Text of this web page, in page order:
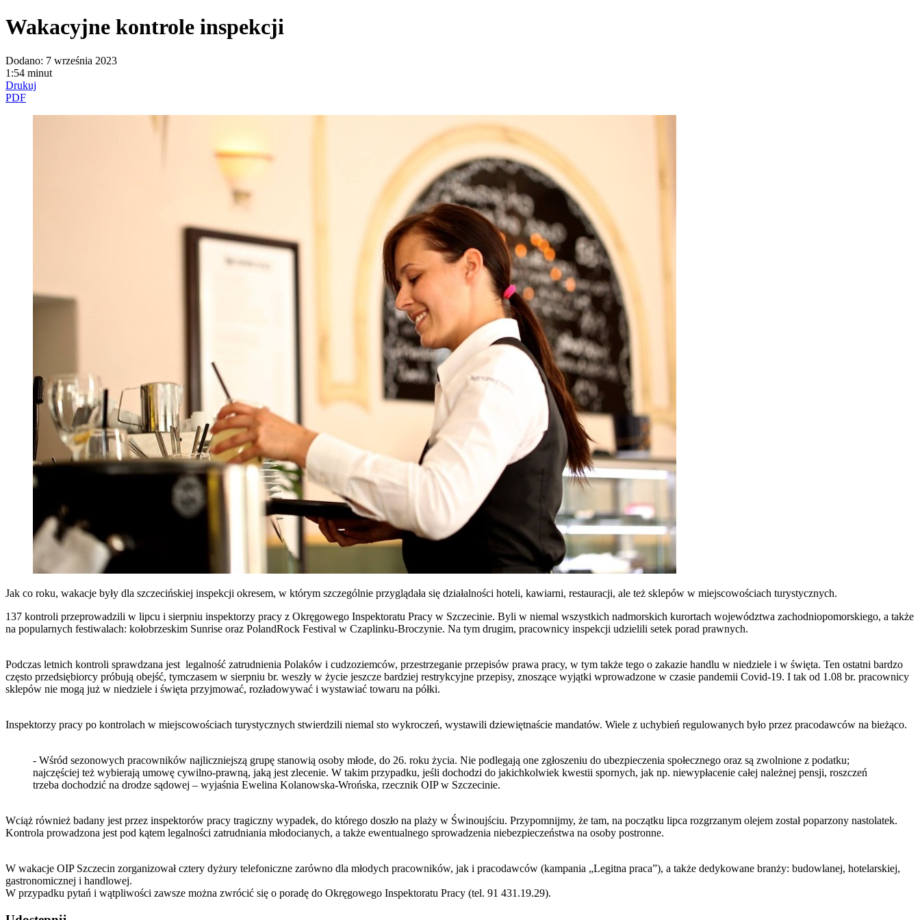
Wakacyjne kontrole inspekcji
Dodano: 7 września 2023
1:54 minut
Drukuj
PDF
Jak co roku, wakacje były dla szczecińskiej inspekcji okresem, w którym szczególnie przyglądała się działalności hoteli, kawiarni, restauracji, ale też sklepów w miejscowościach turystycznych.
137 kontroli przeprowadzili w lipcu i sierpniu inspektorzy pracy z Okręgowego Inspektoratu Pracy w Szczecinie. Byli w niemal wszystkich nadmorskich kurortach województwa zachodniopomorskiego, a także
na popularnych festiwalach: kołobrzeskim Sunrise oraz PolandRock Festival w Czaplinku-Broczynie. Na tym drugim, pracownicy inspekcji udzielili setek porad prawnych.
Podczas letnich kontroli sprawdzana jest legalność zatrudnienia Polaków i cudzoziemców, przestrzeganie przepisów prawa pracy, w tym także tego o zakazie handlu w niedziele i w święta. Ten ostatni bardzo
często przedsiębiorcy próbują obejść, tymczasem w sierpniu br. weszły w życie jeszcze bardziej restrykcyjne przepisy, znoszące wyjątki wprowadzone w czasie pandemii Covid-19. I tak od 1.08 br. pracownicy
sklepów nie mogą już w niedziele i święta przyjmować, rozładowywać i wystawiać towaru na półki.
Inspektorzy pracy po kontrolach w miejscowościach turystycznych stwierdzili niemal sto wykroczeń, wystawili dziewiętnaście mandatów. Wiele z uchybień regulowanych było przez pracodawców na bieżąco.
- Wśród sezonowych pracowników najliczniejszą grupę stanowią osoby młode, do 26. roku życia. Nie podlegają one zgłoszeniu do ubezpieczenia społecznego oraz są zwolnione z podatku;
najczęściej też wybierają umowę cywilno-prawną, jaką jest zlecenie. W takim przypadku, jeśli dochodzi do jakichkolwiek kwestii spornych, jak np. niewypłacenie całej należnej pensji, roszczeń
trzeba dochodzić na drodze sądowej – wyjaśnia Ewelina Kolanowska-Wrońska, rzecznik OIP w Szczecinie.
Wciąż również badany jest przez inspektorów pracy tragiczny wypadek, do którego doszło na plaży w Świnoujściu. Przypomnijmy, że tam, na początku lipca rozgrzanym olejem został poparzony nastolatek.
Kontrola prowadzona jest pod kątem legalności zatrudniania młodocianych, a także ewentualnego sprowadzenia niebezpieczeństwa na osoby postronne.
W wakacje OIP Szczecin zorganizował cztery dyżury telefoniczne zarówno dla młodych pracowników, jak i pracodawców (kampania „Legitna praca”), a także dedykowane branży: budowlanej, hotelarskiej,
gastronomicznej i handlowej.
W przypadku pytań i wątpliwości zawsze można zwrócić się o poradę do Okręgowego Inspektoratu Pracy (tel. 91 431.19.29).